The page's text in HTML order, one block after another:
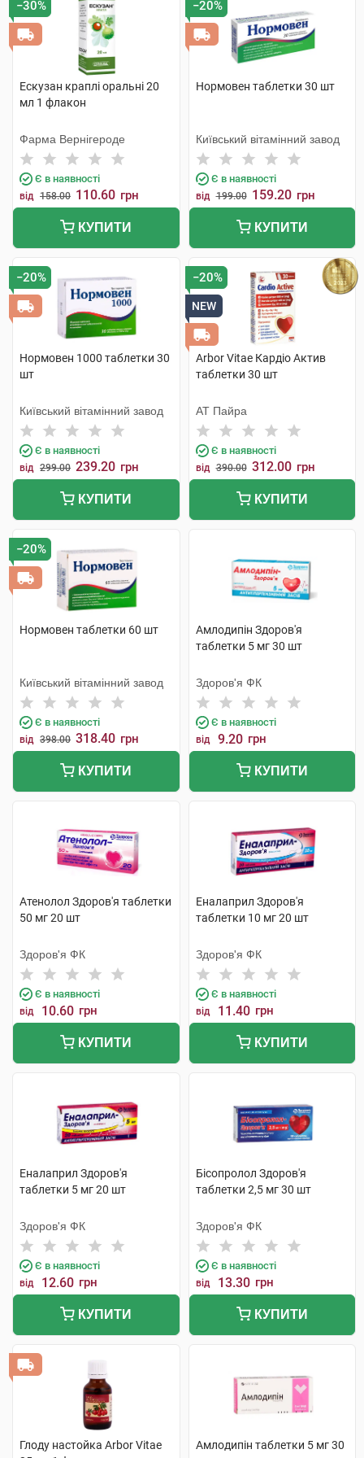
Препарати при серцевій недостатності
Препарати при стенокардії
Судинорозширювальні препарати
−30%
Ескузан краплі оральні 20
мл 1 флакон
Фарма Вернігероде
Є в наявності
від 158.00 110.60 грн
КУПИТИ
−20%
Нормовен таблетки 30 шт
Київський вітамінний завод
Є в наявності
від 199.00 159.20 грн
КУПИТИ
−20%
Нормовен 1000 таблетки 30
шт
Київський вітамінний завод
Є в наявності
від 299.00 239.20 грн
КУПИТИ
−20%
NEW
Arbor Vitae Кардіо Актив
таблетки 30 шт
АТ Пайра
Є в наявності
від 390.00 312.00 грн
КУПИТИ
−20%
Нормовен таблетки 60 шт
Київський вітамінний завод
Є в наявності
від 398.00 318.40 грн
КУПИТИ
Амлодипін Здоров'я
таблетки 5 мг 30 шт
Здоров'я ФК
Є в наявності
від 9.20 грн
КУПИТИ
Атенолол Здоров'я таблетки
50 мг 20 шт
Здоров'я ФК
Є в наявності
від 10.60 грн
КУПИТИ
Еналаприл Здоров'я
таблетки 10 мг 20 шт
Здоров'я ФК
Є в наявності
від 11.40 грн
КУПИТИ
Еналаприл Здоров'я
таблетки 5 мг 20 шт
Здоров'я ФК
Є в наявності
від 12.60 грн
КУПИТИ
Бісопролол Здоров'я
таблетки 2,5 мг 30 шт
Здоров'я ФК
Є в наявності
від 13.30 грн
КУПИТИ
Глоду настойка Arbor Vitae
Амлодипін таблетки 5 мг 30